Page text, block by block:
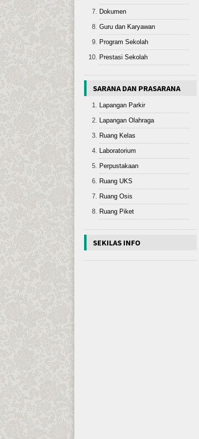
Dokumen
Guru dan Karyawan
Program Sekolah
Prestasi Sekolah
SARANA DAN PRASARANA
Lapangan Parkir
Lapangan Olahraga
Ruang Kelas
Laboratorium
Perpustakaan
Ruang UKS
Ruang Osis
Ruang Piket
SEKILAS INFO